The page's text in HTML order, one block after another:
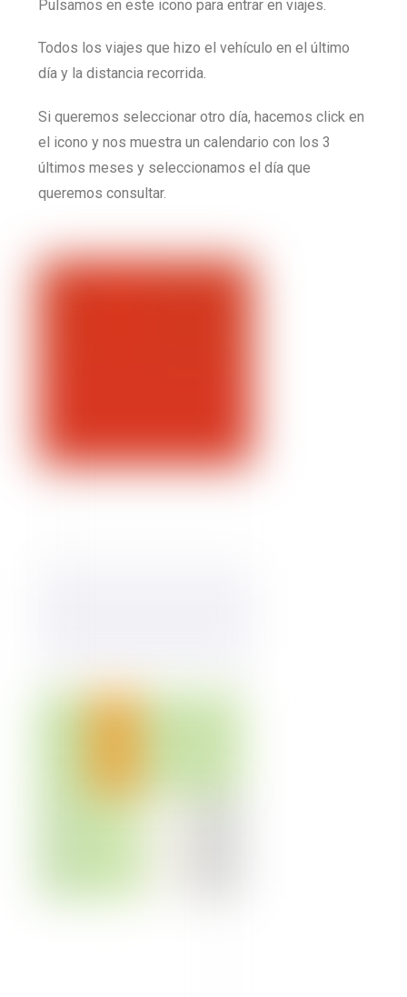
Pulsamos en este icono para entrar en viajes.
Todos los viajes que hizo el vehículo en el último
día y la distancia recorrida.
Si queremos seleccionar otro día, hacemos click en
el icono y nos muestra un calendario con los 3
últimos meses y seleccionamos el día que
queremos consultar.